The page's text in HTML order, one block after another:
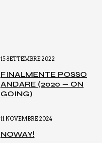
15 SETTEMBRE 2022
FINAL­MEN­TE POS­SO
ANDA­RE (2020 — ON
GOING)
11 NOVEMBRE 2024
NOWAY!